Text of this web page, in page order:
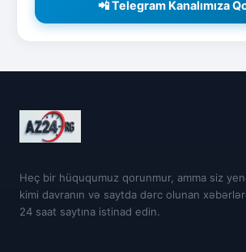
📲 Telegram Kanalımıza
Heç bir hüququmuz qorunmur, amma siz
kimi davranın və saytda dərc olunan
24 saat saytına istinad edin.